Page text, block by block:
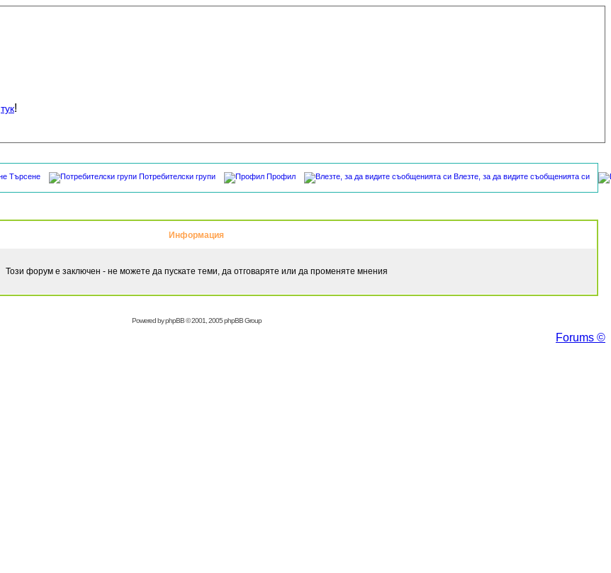
тук!
Търсене Потребителски групи Профил Влезте, за да видите съобщенията си
Информация
Този форум е заключен - не можете да пускате теми, да отговаряте или да променяте мнения
Powered byphpBB© 2001, 2005 phpBB Group
Forums ©